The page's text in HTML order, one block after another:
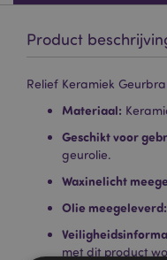
Product
Relief Keramiek
Materiaal:
Geschikt voor
geurolie.
Waxinelicht
Olie meegeleverd:
met dit product